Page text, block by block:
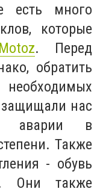
есть много
которые
. Перед
обратить
защищали нас
аварии в
Также
- обувь
Они также